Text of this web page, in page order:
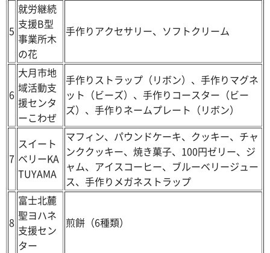
5
就労継続
支援B型
事業所木
の花
手作りアクセサリー、ソフトクリーム
6
大月市地
域活動支
援センタ
ーこわぜ
手作りストラップ（リボン）、手作りマグネ
ット（ビーズ）、手作りコースター（ビー
ズ）、手作りネームプレート（リボン）
7
スイート
ベリーKA
TUYAMA
マフィン、パウンドケーキ、クッキー、チャ
ンククッキー、焼き菓子、100円ゼリー、ジ
ャム、アイスコーヒー、ブルーベリージュー
ス、手作りメガネストラップ
8
富士北麓
聖ヨハネ
支援セン
ター
煎餅（6種類）